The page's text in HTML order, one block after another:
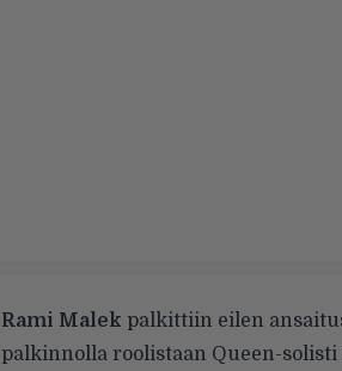
Rami Malek palkittiin eilen
palkinnolla roolistaan Queen-